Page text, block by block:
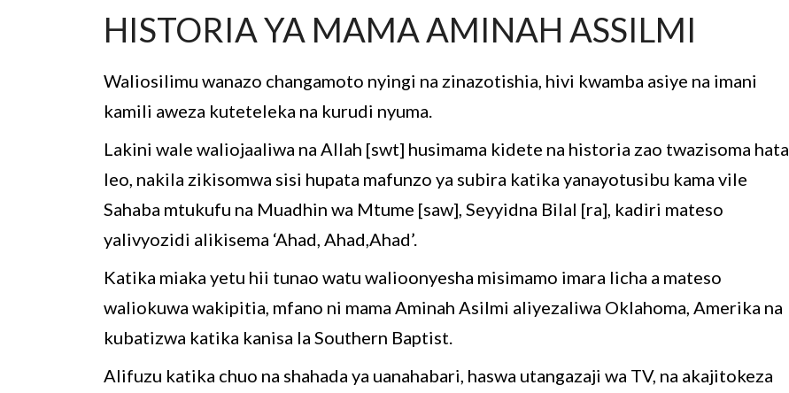
HISTORIA YA MAMA AMINAH ASSILMI
Waliosilimu wanazo changamoto nyingi na zinazotishia, hivi kwamba asiye na imani
kamili aweza kuteteleka na kurudi nyuma.
Lakini wale waliojaaliwa na Allah [swt] husimama kidete na historia zao twazisoma hata
leo, nakila zikisomwa sisi hupata mafunzo ya subira katika yanayotusibu kama vile
Sahaba mtukufu na Muadhin wa Mtume [saw], Seyyidna Bilal [ra], kadiri mateso
yalivyozidi alikisema ‘Ahad, Ahad,Ahad’.
Katika miaka yetu hii tunao watu walioonyesha misimamo imara licha a mateso
waliokuwa wakipitia, mfano ni mama Aminah Asilmi aliyezaliwa Oklahoma, Amerika na
kubatizwa katika kanisa la Southern Baptist.
Alifuzu katika chuo na shahada ya uanahabari, haswa utangazaji wa TV, na akajitokeza